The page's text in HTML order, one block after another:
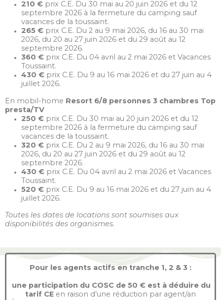
210 €prix C.E. Du 30 mai au 20 juin 2026 et du 12
septembre 2026 à la fermeture du camping sauf
vacances de la toussaint.
265 €prix C.E. Du 2 au 9 mai 2026, du 16 au 30 mai
2026, du 20 au 27 juin 2026 et du 29 août au 12
septembre 2026.
360 €prix C.E. Du 04 avril au 2 mai 2026 et Vacances
Toussaint.
430 €prix C.E. Du 9 au 16 mai 2026 et du 27 juin au 4
juillet 2026.
En mobil-home Resort 6/8 personnes 3 chambres Top
presta/TV
250 €prix C.E. Du 30 mai au 20 juin 2026 et du 12
septembre 2026 à la fermeture du camping sauf
vacances de la toussaint.
320 €prix C.E. Du 2 au 9 mai 2026, du 16 au 30 mai
2026, du 20 au 27 juin 2026 et du 29 août au 12
septembre 2026.
430 €prix C.E. Du 04 avril au 2 mai 2026 et Vacances
Toussaint.
520 €prix C.E. Du 9 au 16 mai 2026 et du 27 juin au 4
juillet 2026.
Toutes les dates de locations sont soumises aux
disponibilités des organismes.
Pour les agents actifs en tranche 1, 2 & 3 :
une participation du COSC de 50 € est à déduire du
tarif CEen raison d’une réduction par agent/an